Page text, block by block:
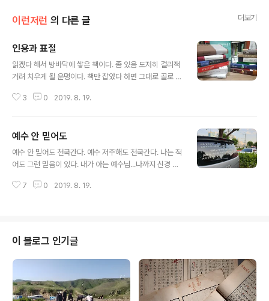
이런저런 의 다른 글 더보기
인용과 표절
읽겠다 해서 방바닥에 쌓은 책이다. 좀 있음 도저히 걸리적
거려 치우게 될 운명이다. 책만 잡았다 하면 그대로 골로 간
니다' 하는 알림 등등의 이유를 생각해 본다. 《장거정》은 통
어야 나중에 혹 쓰임이라도 있다. 이를 차기箚記라 하며 이
차기가 끝나야 온전히 비로소 저 책은 내것이 된다. 개중 괜
찮다 하는 걸로 이건 딴 사람도 알아두었음 하는 것들은 적
고 교유한다. 이리저리 걸리적거리는 대로 남독濫讀하는
3 0 2019. 8. 19.
예수 안 믿어도
예수 안 믿어도 천국간다. 예수 저주해도 천국간다. 나는 적
어도 그런 믿음이 있다. 내가 아는 예수님...나까지 신경 쓸
7 0 2019. 8. 19.
이 블로그 인기글